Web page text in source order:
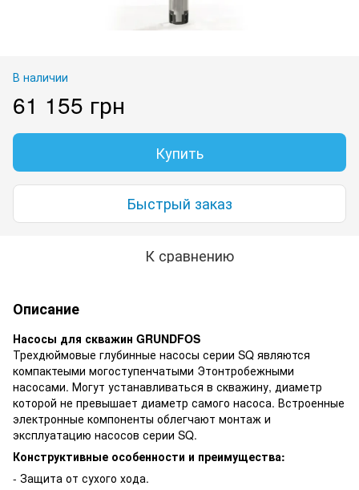
В наличии
61 155 грн
Купить
Быстрый заказ
К сравнению
Описание
Насосы для скважин GRUNDFOS
Трехдюймовые глубинные насосы серии SQ являются
компактеыми могоступенчатыми Этонтробежными
насосами. Могут устанавливаться в скважину, диаметр
которой не превышает диаметр самого насоса. Встроенные
электронные компоненты облегчают монтаж и
эксплуатацию насосов серии SQ.
Конструктивные особенности и преимущества:
- Защита от сухого хода.